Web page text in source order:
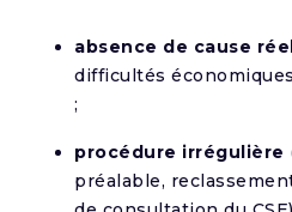
absence de cause
difficultés
;
procédure irrégulière
préalable,